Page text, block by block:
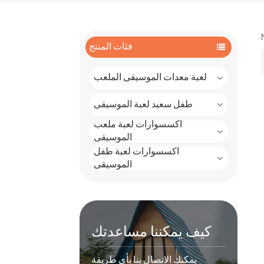
فئات المنتج
لعبة معدات الموسيقى الملعب
طفل سعيد لعبة الموسيقى
اكسسوارات لعبة ملعب
الموسيقى
اكسسوارات لعبة طفل
الموسيقى
كيف يمكننا مساعدتك
يمكنك الاتصال بنا بأي طريقة